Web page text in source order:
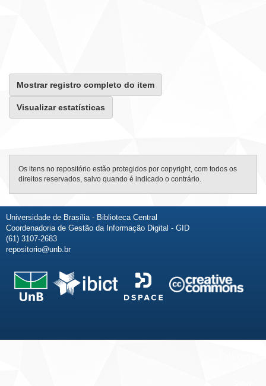
Mostrar registro completo do item
Visualizar estatísticas
Os itens no repositório estão protegidos por copyright, com todos os
direitos reservados, salvo quando é indicado o contrário.
Universidade de Brasília - Biblioteca Central
Coordenadoria de Gestão da Informação Digital - GID
(61) 3107-2683
repositorio@unb.br